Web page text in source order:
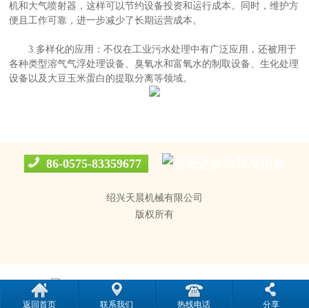
机和大气喷射器，这样可以节约设备投资和运行成本。同时，维护方
便且工作可靠，进一步减少了长期运营成本。
3.多样化的应用：不仅在工业污水处理中有广泛应用，还被用于
各种类型溶气气浮处理设备、臭氧水和富氧水的制取设备、生化处理
设备以及大豆玉米蛋白的提取分离等领域。
86-0575-83359677
绍兴天晨机械有限公司
版权所有
返回首页 联系我们 热线电话 分享
浙公网安备 33068302000051号